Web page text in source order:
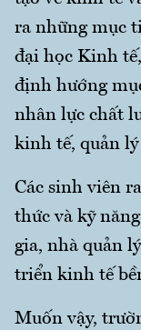
ra những mục
đại học Kinh
định hướng
nhân lực chất
kinh tế, quản
Các sinh viên
thức và kỹ
gia, nhà quản
triển kinh tế
Muốn vậy,